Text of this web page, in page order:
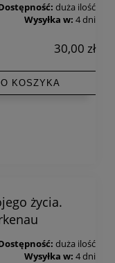
duża ilość
Wysyłka w: 4 dni
30,00 zł
KOSZYKA
życia.
duża ilość
Wysyłka w: 4 dni